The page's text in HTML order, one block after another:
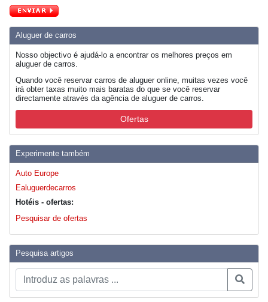
Aluguer de carros
Nosso objectivo é ajudá-lo a encontrar os melhores preços em
aluguer de carros.
Quando você reservar carros de aluguer online, muitas vezes você
irá obter taxas muito mais baratas do que se você reservar
directamente através da agência de aluguer de carros.
Ofertas
Experimente também
Auto Europe
Ealuguerdecarros
Hotéis - ofertas:
Pesquisar de ofertas
Pesquisa artigos